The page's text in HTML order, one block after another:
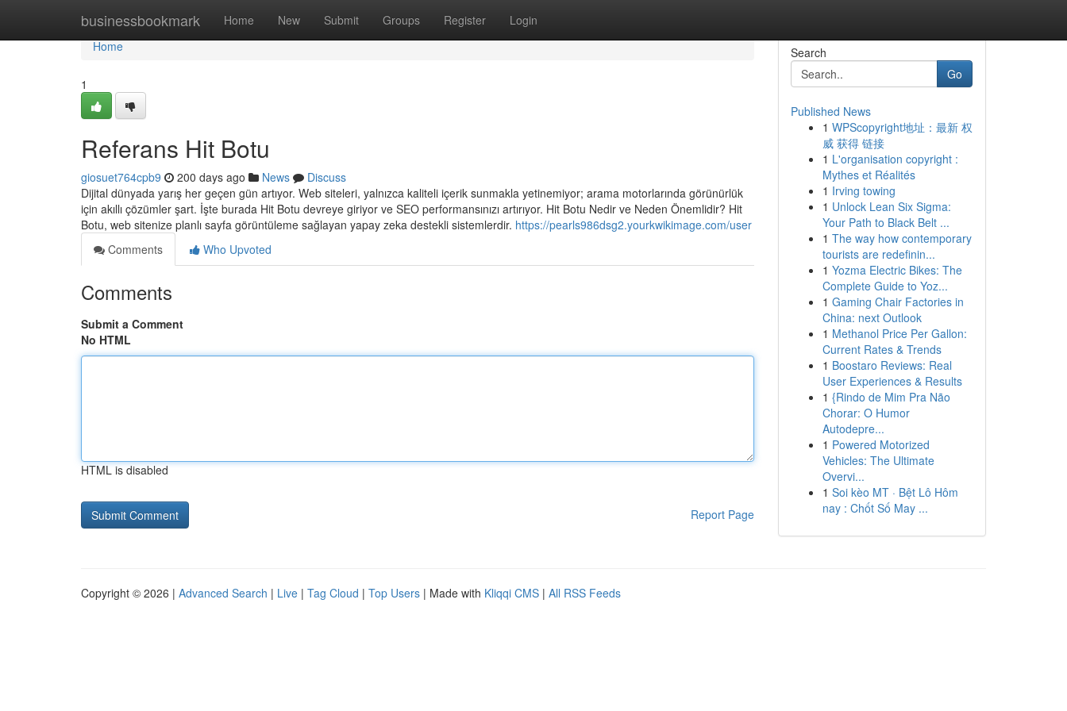
businessbookmark Home New Submit Groups Register Login
Home
Home
1
Referans Hit Botu
giosuet764cpb9 200 days ago News
Discuss
Dijital dünyada yarış her geçen gün artıyor. Web siteleri, yalnızca kaliteli içerik sunmakla yetinemiyor; arama motorlarında görünürlük
için akıllı çözümler şart. İşte burada Hit Botu devreye giriyor ve SEO performansınızı artırıyor. Hit Botu Nedir ve Neden Önemlidir? Hit
Botu, web sitenize planlı sayfa görüntüleme sağlayan yapay zeka destekli sistemlerdir. https://pearls986dsg2.yourkwikimage.com/user
Comments
Who Upvoted
Comments
Submit a Comment
No HTML
HTML is disabled
Report Page
Search
Go
Published News
1 WPScopyright地址：最新 权
威 获得 链接
1 L'organisation copyright :
Mythes et Réalités
1 Irving towing
1 Unlock Lean Six Sigma:
Your Path to Black Belt ...
1 The way how contemporary
tourists are redefinin...
1 Yozma Electric Bikes: The
Complete Guide to Yoz...
1 Gaming Chair Factories in
China: next Outlook
1 Methanol Price Per Gallon:
Current Rates & Trends
1 Boostaro Reviews: Real
User Experiences & Results
1 {Rindo de Mim Pra Não
Chorar: O Humor
Autodepre...
1 Powered Motorized
Vehicles: The Ultimate
Overvi...
1 Soi kèo MT · Bệt Lô Hôm
nay : Chốt Số May ...
Copyright © 2026 | Advanced Search | Live | Tag Cloud | Top Users | Made with Kliqqi CMS | All RSS Feeds